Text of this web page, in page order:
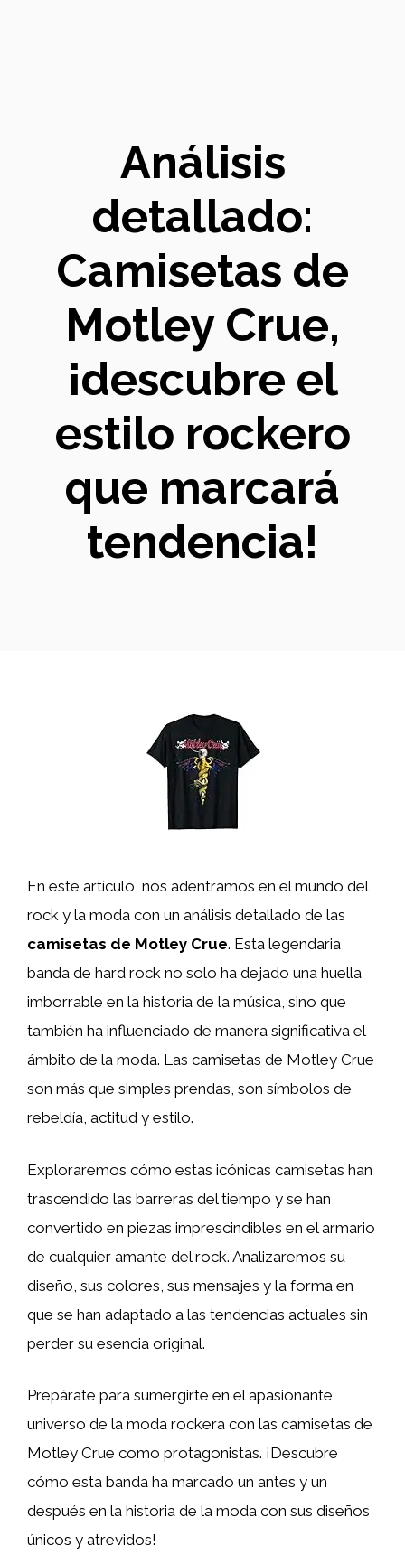
Análisis
detallado:
Camisetas de
Motley Crue,
¡descubre el
estilo rockero
que marcará
tendencia!
En este artículo, nos adentramos en el mundo del
rock y la moda con un análisis detallado de las
camisetas de Motley Crue. Esta legendaria
banda de hard rock no solo ha dejado una huella
imborrable en la historia de la música, sino que
también ha influenciado de manera significativa el
ámbito de la moda. Las camisetas de Motley Crue
son más que simples prendas, son símbolos de
rebeldía, actitud y estilo.
Exploraremos cómo estas icónicas camisetas han
trascendido las barreras del tiempo y se han
convertido en piezas imprescindibles en el armario
de cualquier amante del rock. Analizaremos su
diseño, sus colores, sus mensajes y la forma en
que se han adaptado a las tendencias actuales sin
perder su esencia original.
Prepárate para sumergirte en el apasionante
universo de la moda rockera con las camisetas de
Motley Crue como protagonistas. ¡Descubre
cómo esta banda ha marcado un antes y un
después en la historia de la moda con sus diseños
únicos y atrevidos!